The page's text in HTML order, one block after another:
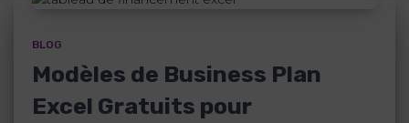
BLOG
Modèles de Business Plan
Excel Gratuits pour